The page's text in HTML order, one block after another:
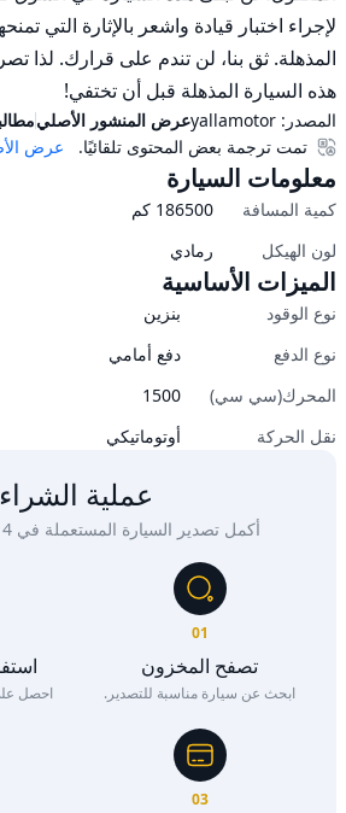
هذه السيارة المذهلة قبل أن تختفي!
المصدر: yallamotorعرض المنشور الأصلي
عرض
تمت ترجمة بعض المحتوى تلقائيًا.
معلومات السيارة
كمية المسافة 186500 كم
لون الهيكل
رمادي
الميزات الأساسية
نوع الوقود
بنزين
نوع الدفع
دفع أمامي
المحرك(سي سي)
1500
نقل الحركة
أوتوماتيكي
عملية الشراء
أكمل تصدير السيارة المستعملة في 4 خطوات بسيطة
01
تصفح المخزون
ابحث عن سيارة مناسبة للتصدير. احصل
03